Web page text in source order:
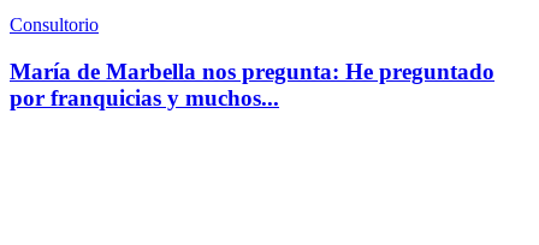
Consultorio
María de Marbella nos pregunta: He preguntado
por franquicias y muchos...